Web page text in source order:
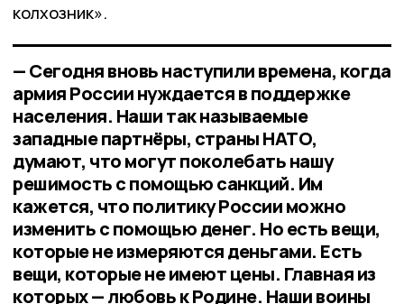
колхозник».
— Сегодня вновь наступили времена, когда
армия России нуждается в поддержке
населения. Наши так называемые
западные партнёры, страны НАТО,
думают, что могут поколебать нашу
решимость с помощью санкций. Им
кажется, что политику России можно
изменить с помощью денег. Но есть вещи,
которые не измеряются деньгами. Есть
вещи, которые не имеют цены. Главная из
которых — любовь к Родине. Наши воины